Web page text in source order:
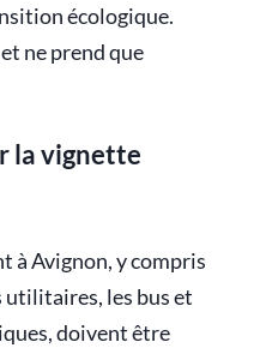
écologique.
ne prend que
la vignette
à Avignon, y compris
utilitaires, les bus et
doivent être